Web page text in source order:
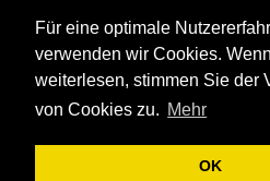
Für eine optimale
verwenden wir Cookies.
weiterlesen, stimmen Sie der
von Cookies zu. Mehr
OK
Lebach und Umgebung (D)
Saarlouis und Umgebung (E)
Baumholder und Umgebung (G)
Losheim am See und Umgebung
Pirmasens und Umgebung (I)
Merzig und Umgebung (J)